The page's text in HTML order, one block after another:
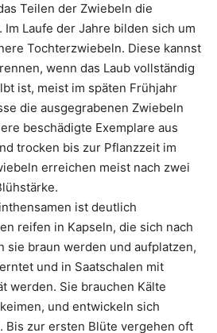
Teilen der Zwiebeln die
Laufe der Jahre bilden sich um
Tochterzwiebeln. Diese kannst
wenn das Laub vollständig
ist, meist im späten Frühjahr
die ausgegrabenen Zwiebeln
beschädigte Exemplare aus
trocken bis zur Pflanzzeit im
erreichen meist nach zwei
ist deutlich
reifen in Kapseln, die sich nach
sie braun werden und aufplatzen,
und in Saatschalen mit
werden. Sie brauchen Kälte
und entwickeln sich
Bis zur ersten Blüte vergehen oft